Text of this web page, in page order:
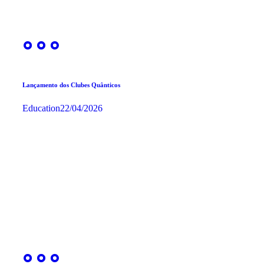
Lançamento dos Clubes Quânticos
Education22/04/2026